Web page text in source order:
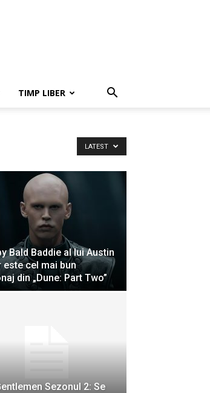
TIMP LIBER
LATEST
Bald Baddie al lui Austin
este cel mai bun
din „Dune: Part Two”
Sezonul 2: Se